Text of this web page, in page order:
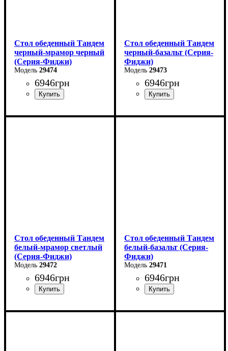
Стол обеденный Тандем
черный-мрамор черный
(Серия-Фиджи)
29474
6946грн
Ширина: 120 см
Стол обеденный Тандем
черный-базальт (Серия-
Фиджи)
29473
6946грн
Ширина: 120 см
Стол обеденный Тандем
белый-мрамор светлый
(Серия-Фиджи)
29472
6946грн
Ширина: 120 см
Стол обеденный Тандем
белый-базальт (Серия-
Фиджи)
29471
6946грн
Ширина: 120 см